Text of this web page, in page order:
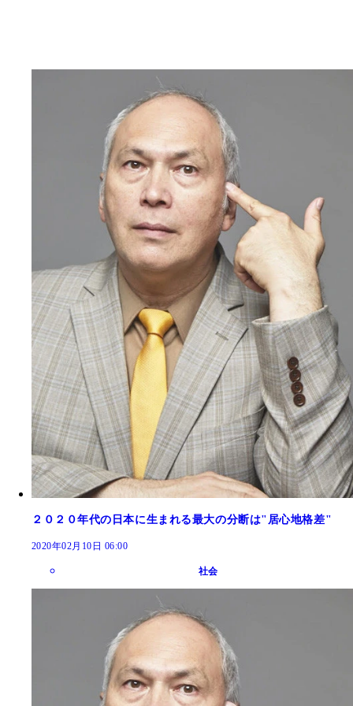
２０２０年代の日本に生まれる最大の分断は"居心地格差"
2020年02月10日 06:00
社会